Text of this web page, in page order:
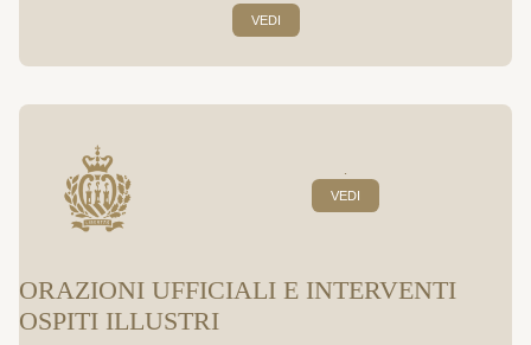
VEDI
ORAZIONI UFFICIALI E INTERVENTI
OSPITI ILLUSTRI
VEDI